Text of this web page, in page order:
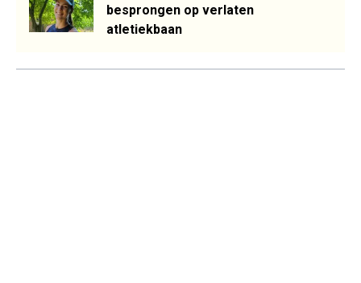
besprongen op verlaten
atletiekbaan